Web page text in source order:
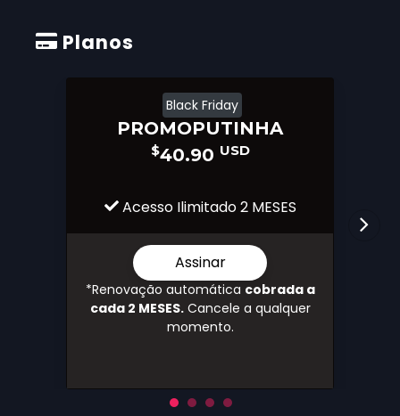
Planos
Black Friday
PROMOPUTINHA
$40.90 USD
Acesso Ilimitado 2 MESES
Assinar
*Renovação automática cobrada a
cada 2 MESES.Cancele a qualquer
momento.